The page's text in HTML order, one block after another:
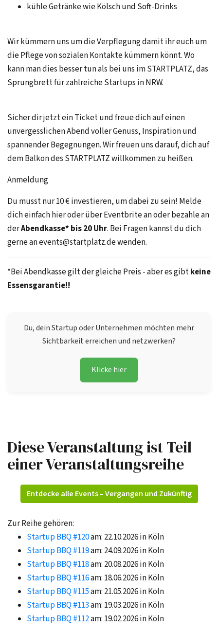
kühle Getränke wie Kölsch und Soft-Drinks
Wir kümmern uns um die Verpflegung damit ihr euch um
die Pflege von sozialen Kontakte kümmern könnt. Wo
kann man dies besser tun als bei uns im STARTPLATZ, das
Sprungbrett für zahlreiche Startups in NRW.
Sicher dir jetzt ein Ticket und freue dich auf einen
unvergesslichen Abend voller Genuss, Inspiration und
spannender Begegnungen. Wir freuen uns darauf, dich auf
dem Balkon des STARTPLATZ willkommen zu heißen.
Anmeldung
Du musst nur 10 € investieren, um dabei zu sein! Melde
dich einfach hier oder über Eventbrite an oder bezahle an
derAbendkasse* bis 20 Uhr. Bei Fragen kannst du dich
gerne an events@startplatz.de wenden.
*Bei Abendkasse gilt der gleiche Preis - aber es gibtkeine
Essensgarantie!!
Du, dein Startup oder Unternehmen möchten mehr
Sichtbarkeit erreichen und netzwerken?
Klicke hier
Diese Veranstaltung ist Teil
einer Veranstaltungsreihe
Entdecke alle Events – Vergangen und Zukünftig
Zur Reihe gehören:
Startup BBQ #120am: 22.10.2026 in Köln
Startup BBQ #119am: 24.09.2026 in Köln
Startup BBQ #118am: 20.08.2026 in Köln
Startup BBQ #116am: 18.06.2026 in Köln
Startup BBQ #115am: 21.05.2026 in Köln
Startup BBQ #113am: 19.03.2026 in Köln
Startup BBQ #112am: 19.02.2026 in Köln